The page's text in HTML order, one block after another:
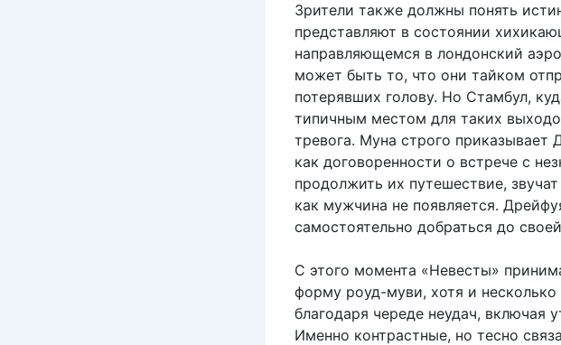
Зрители также должны понять
представляют в состоянии
направляющемся в лондонский
может быть то, что они тайком
потерявших голову. Но Стамбул,
типичным местом для таких
тревога. Муна строго приказывает
как договоренности о встрече с
продолжить их путешествие,
как мужчина не появляется.
самостоятельно добраться до
С этого момента «Невесты»
форму роуд-муви, хотя и
благодаря череде неудач, включая
Именно контрастные, но тесно